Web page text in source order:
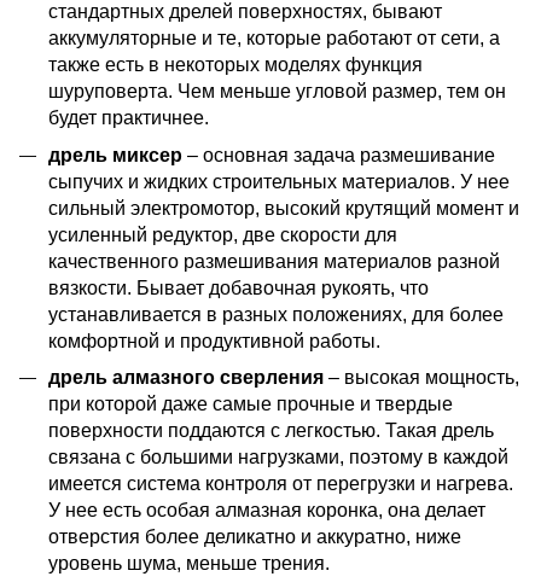
стандартных дрелей поверхностях, бывают
аккумуляторные и те, которые работают от сети, а
также есть в некоторых моделях функция
шуруповерта. Чем меньше угловой размер, тем он
будет практичнее.
дрель миксер – основная задача размешивание
сыпучих и жидких строительных материалов. У нее
сильный электромотор, высокий крутящий момент и
усиленный редуктор, две скорости для
качественного размешивания материалов разной
вязкости. Бывает добавочная рукоять, что
устанавливается в разных положениях, для более
комфортной и продуктивной работы.
дрель алмазного сверления – высокая мощность,
при которой даже самые прочные и твердые
поверхности поддаются с легкостью. Такая дрель
связана с большими нагрузками, поэтому в каждой
имеется система контроля от перегрузки и нагрева.
У нее есть особая алмазная коронка, она делает
отверстия более деликатно и аккуратно, ниже
уровень шума, меньше трения.